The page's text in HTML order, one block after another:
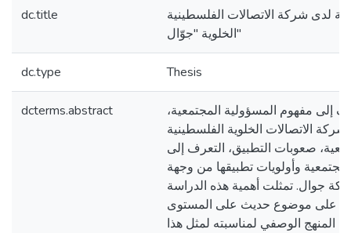
dc.title
لدى شركة الاتصالات الفلسطينية
الخلوية "جوّال"
dc.type Thesis
dcterms.abstract
إلى مفهوم المسؤولية المجتمعية،
الاتصالات الخلوية الفلسطينية
صعوبات التطبيق، التعرف إلى
وأولويات تطبيقها من وجهة
جوال. تمثلت أهمية هذه الدراسة
على موضوع حديث على المستوى
المنهج الوصفي لمناسبته لمثل هذا